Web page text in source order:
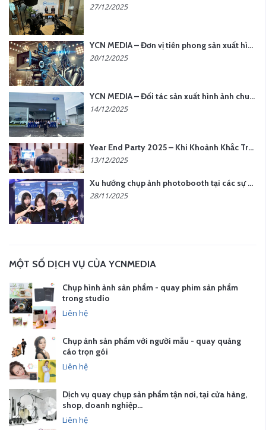
27/12/2025
YCN MEDIA – Đơn vị tiên phong sản xuất hình ảnh & âm thanh bằng AI tại Hà Nội
20/12/2025
YCN MEDIA – Đối tác sản xuất hình ảnh chuyên nghiệp cho doanh nghiệp tại Hà Nội
14/12/2025
Year End Party 2025 – Khi Khoảnh Khắc Trở Thành Dấu Ấn | Gói Ưu Đãi Tháng 12 Từ YCN Media
13/12/2025
Xu hướng chụp ảnh photobooth tại các sự kiện hiện nay
28/11/2025
MỘT SỐ DỊCH VỤ CỦA YCNMEDIA
Chụp hình ảnh sản phẩm - quay phim sản phẩm
trong studio
Liên hệ
Chụp ảnh sản phẩm với người mẫu - quay quảng
cáo trọn gói
Liên hệ
Dịch vụ quay chụp sản phẩm tận nơi, tại cửa hàng,
shop, doanh nghiệp…
Liên hệ